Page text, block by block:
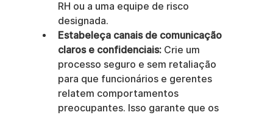
RH ou a uma equipe de risco
designada.
Estabeleça canais de comunicação
claros e confidenciais: Crie um
processo seguro e sem retaliação
para que funcionários e gerentes
relatem comportamentos
preocupantes. Isso garante que os